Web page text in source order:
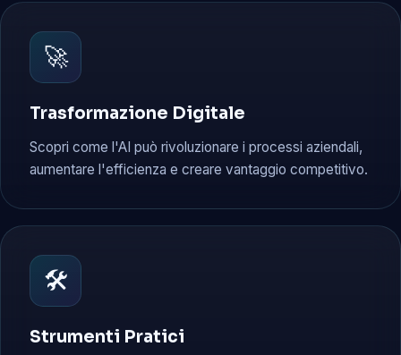
🚀
Trasformazione Digitale
Scopri come l'AI può rivoluzionare i processi aziendali,
aumentare l'efficienza e creare vantaggio competitivo.
🛠️
Strumenti Pratici